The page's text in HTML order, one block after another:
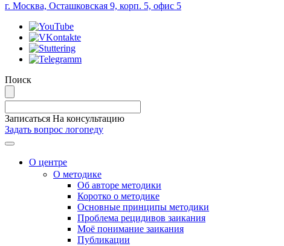
г. Москва, Осташковская 9, корп. 5, офис 5
Поиск
Записаться На консультацию
Задать вопрос логопеду
Меню
О центре
О методике
Об авторе методики
Коротко о методике
Основные принципы методики
Проблема рецидивов заикания
Моё понимание заикания
Публикации